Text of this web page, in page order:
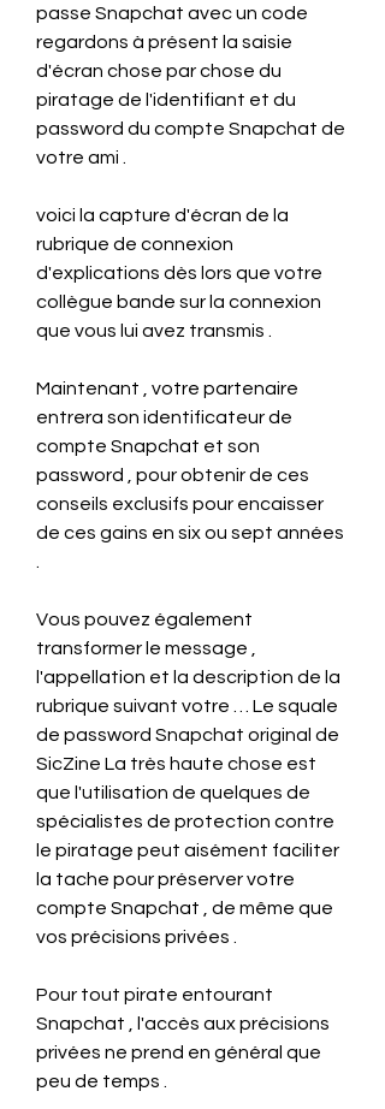
passe Snapchat avec un code
regardons à présent la saisie
d'écran chose par chose du
piratage de l'identifiant et du
password du compte Snapchat de
votre ami .
voici la capture d'écran de la
rubrique de connexion
d'explications dès lors que votre
collègue bande sur la connexion
que vous lui avez transmis .
Maintenant , votre partenaire
entrera son identificateur de
compte Snapchat et son
password , pour obtenir de ces
conseils exclusifs pour encaisser
de ces gains en six ou sept années
Vous pouvez également
transformer le message ,
l'appellation et la description de la
rubrique suivant votre … Le squale
de password Snapchat original de
SicZine La très haute chose est
que l'utilisation de quelques de
spécialistes de protection contre
le piratage peut aisément faciliter
la tache pour préserver votre
compte Snapchat , de même que
vos précisions privées .
Pour tout pirate entourant
Snapchat , l'accès aux précisions
privées ne prend en général que
peu de temps .